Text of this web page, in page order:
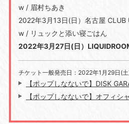
w / 眉村ちあき
2022年3月13日(日）名古屋 CLUB
w / リュックと添い寝ごはん
2022年3月27日(日）
チケット一般発売日：2022年1月29日(
【ポップしなないで】DISK
【ポップしなないで】オフィシ